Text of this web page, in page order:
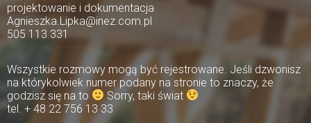
projektowanie i dokumentacja
Agnieszka.Lipka@inez.com.pl
505 113 331
Wszystkie rozmowy mogą być rejestrowane. Jeśli dzwonisz
na którykolwiek numer podany na stronie to znaczy, że
godzisz się na to
Sorry, taki świat
tel. + 48 22 756 13 33